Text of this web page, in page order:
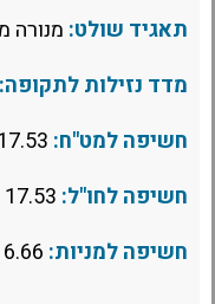
תאגיד שולט: מנורה
מדד נזילות לתקופה:
חשיפה למט"ח:
חשיפה לחו"ל:
חשיפה למניות: